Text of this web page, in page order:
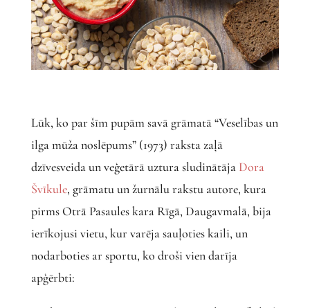
Lūk, ko par šīm pupām savā grāmatā “Veselības un
ilga mūža noslēpums” (1973) raksta zaļā
dzīvesveida un veģetārā uztura sludinātāja Dora
Švīkule, grāmatu un žurnālu rakstu autore, kura
pirms Otrā Pasaules kara Rīgā, Daugavmalā, bija
ierīkojusi vietu, kur varēja sauļoties kaili, un
nodarboties ar sportu, ko droši vien darīja
apģērbti: